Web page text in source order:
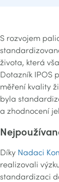
S rozvojem
života, která
Dotazník IPOS
měření kvality
byla
a zhodnocení
Díky Nadaci
realizovali
standardizaci